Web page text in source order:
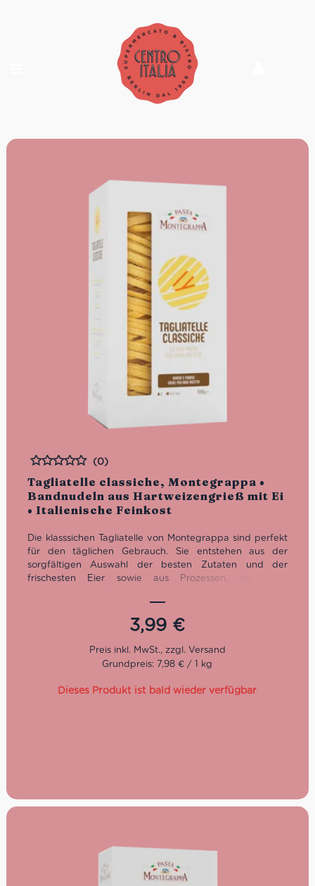
Tagliatelle classiche, Montegrappa •
Bandnudeln aus Hartweizengrieß mit Ei
• Italienische Feinkost
Bewertet
(0)
Die klasssichen Tagliatelle von Montegrappa sind perfekt
für den täglichen Gebrauch. Sie entstehen aus der
sorgfältigen Auswahl der besten Zutaten und der
frischesten Eier sowie aus Prozessen, die ihren
Konservierungsmitteln bewahren. Wir empfehlen die
Taglatelle classiche klassisch mit Bolognese-Sauce zu
Kochzeit: 5-6 Minuten
3,99 €
Grundpreis: 7,98 € / 1 kg
Dieses Produkt ist bald wieder verfügbar